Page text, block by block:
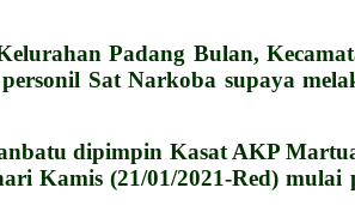
Padang Bulan,
Sat Narkoba supaya
dipimpin Kasat AKP
Kamis (21/01/2021-Red)